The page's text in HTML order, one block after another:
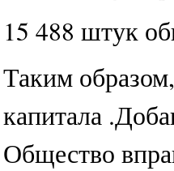
15 488 штук
Таким
капитала
Общество